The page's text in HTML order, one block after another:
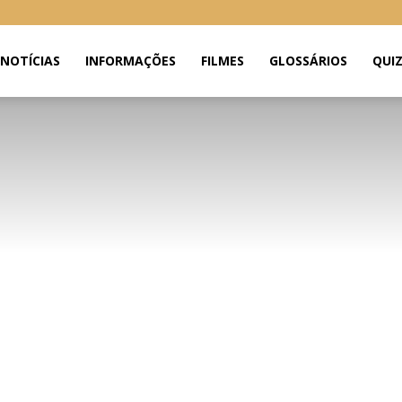
NOTÍCIAS INFORMAÇÕES FILMES GLOSSÁRIOS QUIZ